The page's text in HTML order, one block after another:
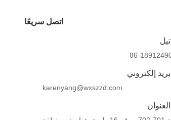
اتصل سريعًا
تيل
بريد إلكتروني
karenyang@wxszzd.com
العنوان